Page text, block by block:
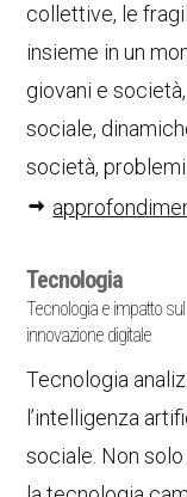
collettive, le
insieme in un
giovani e
sociale,
società,
Tecnologia
Tecnologia e impatto
innovazione digitale
Tecnologia
l’intelligenza
sociale. Non